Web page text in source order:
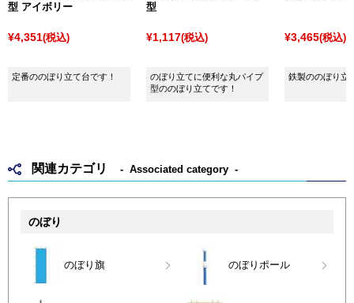
型 アイボリー
¥4,351(税込)
定番ののぼり立て台です！
型
¥1,117(税込)
のぼり立てに便利な丸パイプ
型ののぼり立てです！
¥3,465(税込)
鉄製ののぼり立
関連カテゴリ Associated category
のぼり
のぼり旗 のぼりポール